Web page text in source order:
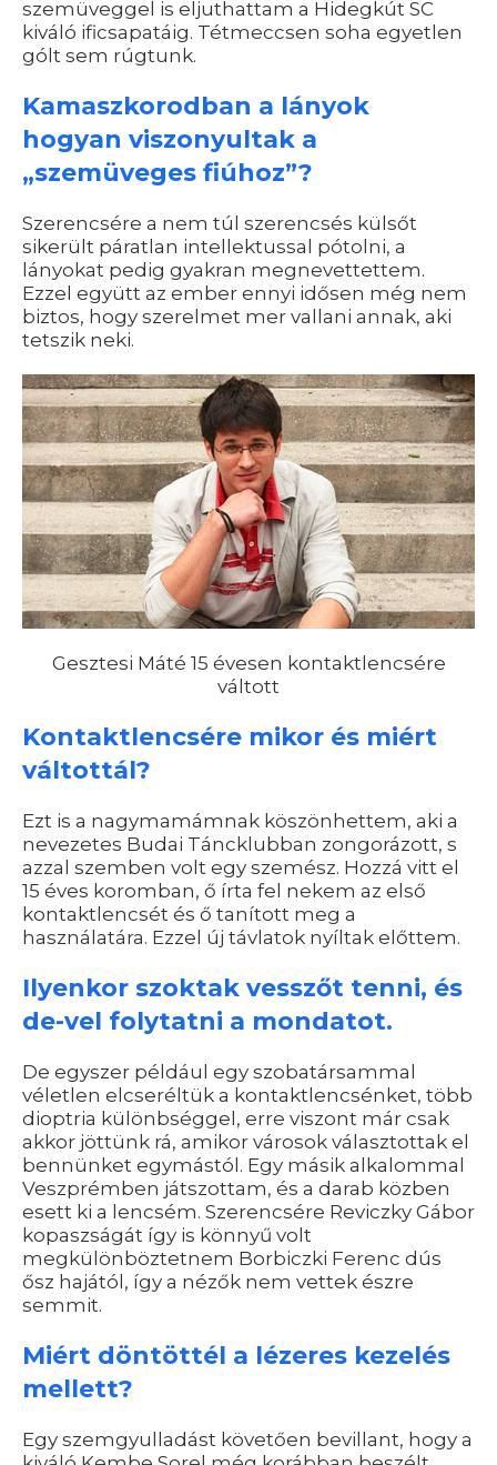
szemüveggel is eljuthattam a Hidegkút SC
kiváló ificsapatáig. Tétmeccsen soha egyetlen
gólt sem rúgtunk.
Kamaszkorodban a lányok
hogyan viszonyultak a
„szemüveges fiúhoz”?
Szerencsére a nem túl szerencsés külsőt
sikerült páratlan intellektussal pótolni, a
lányokat pedig gyakran megnevettettem.
Ezzel együtt az ember ennyi idősen még nem
biztos, hogy szerelmet mer vallani annak, aki
tetszik neki.
Gesztesi Máté 15 évesen kontaktlencsére
váltott
Kontaktlencsére mikor és miért
váltottál?
Ezt is a nagymamámnak köszönhettem, aki a
nevezetes Budai Táncklubban zongorázott, s
azzal szemben volt egy szemész. Hozzá vitt el
15 éves koromban, ő írta fel nekem az első
kontaktlencsét és ő tanított meg a
használatára. Ezzel új távlatok nyíltak előttem.
Ilyenkor szoktak vesszőt tenni, és
de-vel folytatni a mondatot.
De egyszer például egy szobatársammal
véletlen elcseréltük a kontaktlencsénket, több
dioptria különbséggel, erre viszont már csak
akkor jöttünk rá, amikor városok választottak el
bennünket egymástól. Egy másik alkalommal
Veszprémben játszottam, és a darab közben
esett ki a lencsém. Szerencsére Reviczky Gábor
kopaszságát így is könnyű volt
megkülönböztetnem Borbiczki Ferenc dús
ősz hajától, így a nézők nem vettek észre
semmit.
Miért döntöttél a lézeres kezelés
mellett?
Egy szemgyulladást követően bevillant, hogy a